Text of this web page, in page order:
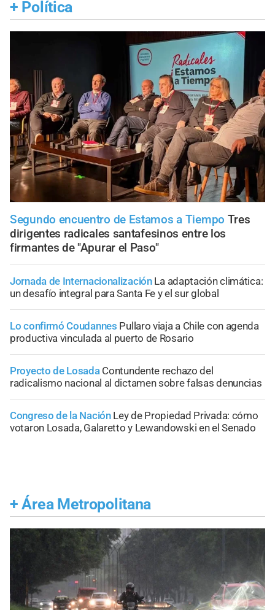
+ Política
Segundo encuentro de Estamos a Tiempo Tres
dirigentes radicales santafesinos entre los
firmantes de "Apurar el Paso"
Jornada de Internacionalización La adaptación climática:
un desafío integral para Santa Fe y el sur global
Lo confirmó Coudannes Pullaro viaja a Chile con agenda
productiva vinculada al puerto de Rosario
Proyecto de Losada Contundente rechazo del
radicalismo nacional al dictamen sobre falsas denuncias
Congreso de la Nación Ley de Propiedad Privada: cómo
votaron Losada, Galaretto y Lewandowski en el Senado
+ Área Metropolitana